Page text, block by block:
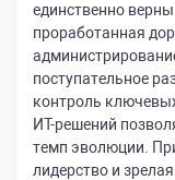
единственно
проработанная
поступательное
контроль
ИТ-решений
темп эволюции.
лидерство и